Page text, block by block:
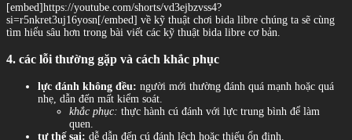
[embed]https://youtube.com/shorts/vd3ejbzvss4?
si=r5nkret3uj16yosn[/embed] về kỹ thuật chơi bida libre chúng ta sẽ cùng
tìm hiểu sâu hơn trong bài viết các kỹ thuật bida libre cơ bản.
4. các lỗi thường gặp và cách khắc phục
lực đánh không đều: người mới thường đánh quá mạnh hoặc quá
nhẹ, dẫn đến mất kiểm soát.
khắc phục: thực hành cú đánh với lực trung bình để làm
quen.
tư thế sai: dễ dẫn đến cú đánh lệch hoặc thiếu ổn định.